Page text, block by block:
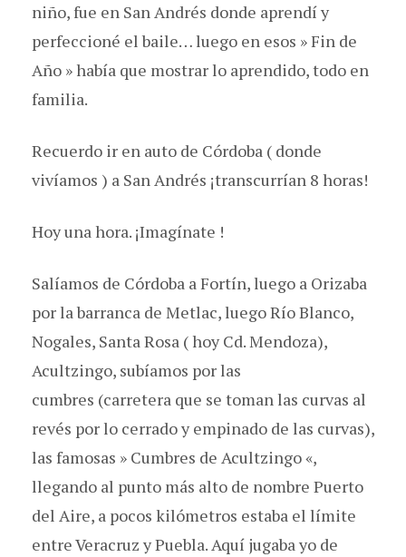
niño, fue en San Andrés donde aprendí y
perfeccioné el baile… luego en esos » Fin de
Año » había que mostrar lo aprendido, todo en
familia.
Recuerdo ir en auto de Córdoba ( donde
vivíamos ) a San Andrés ¡transcurrían 8 horas!
Hoy una hora. ¡Imagínate !
Salíamos de Córdoba a Fortín, luego a Orizaba
por la barranca de Metlac, luego Río Blanco,
Nogales, Santa Rosa ( hoy Cd. Mendoza),
Acultzingo, subíamos por las
cumbres (carretera que se toman las curvas al
revés por lo cerrado y empinado de las curvas),
las famosas » Cumbres de Acultzingo «,
llegando al punto más alto de nombre Puerto
del Aire, a pocos kilómetros estaba el límite
entre Veracruz y Puebla. Aquí jugaba yo de